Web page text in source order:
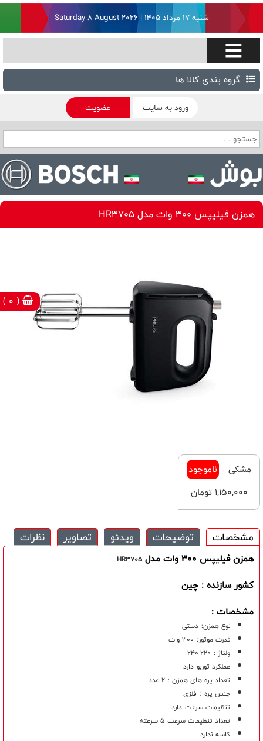
( 0 )
شنبه ۱۷ مرداد ۱۴۰۵ | Saturday 8 August 2026
گروه بندی کالا ها
ورود به سایت عضویت
همزن فیلیپس 300 وات مدل HR3705
مشکی
ناموجود
1,150,000 تومان
مشخصات توضیحات ویدئو تصاویر نظرات
همزن فیلیپس 300 وات مدل HR3705
کشور سازنده : چین
مشخصات :
نوع همزن: دستی
قدرت موتور: 300 وات
ولتاژ : 220-240
عملکرد توربو دارد
تعداد پره های همزن : ۲ عدد
جنس پره : فلزی
تنظیمات سرعت دارد
تعداد تنظیمات سرعت ۵ سرعته
کاسه ندارد